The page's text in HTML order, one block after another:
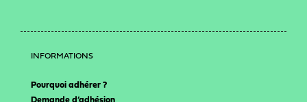
INFORMATIONS
Pourquoi adhérer ?
Demande d’adhésion